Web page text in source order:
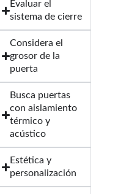
Evaluar el
sistema de cierre
Considera el
grosor de la
puerta
Busca puertas
con aislamiento
térmico y
acústico
Estética y
personalización